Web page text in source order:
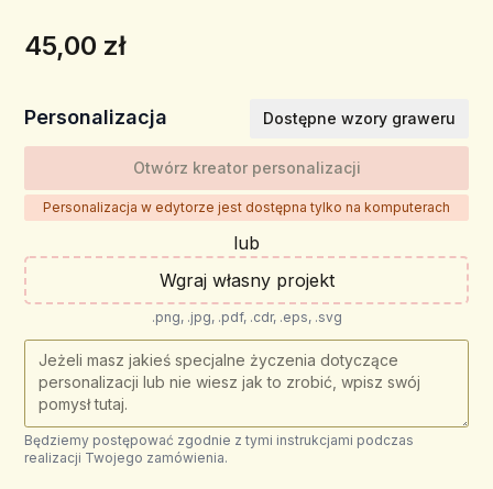
45,00 zł
Personalizacja Dostępne wzory graweru
Otwórz kreator personalizacji
Personalizacja w edytorze jest dostępna tylko na komputerach
lub
Wgraj własny projekt
.png, .jpg, .pdf, .cdr, .eps, .svg
Będziemy postępować zgodnie z tymi instrukcjami podczas
realizacji Twojego zamówienia.